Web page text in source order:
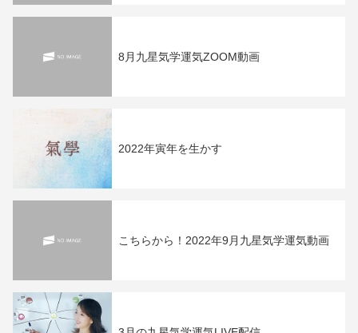
8月九星気学運気ZOOM動画
2022年寅年を生かす
こちらから！2022年9月九星気学運気動画